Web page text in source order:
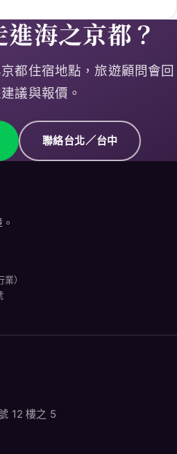
海之京都？
都住宿地點，旅遊顧問會回
議與報價。
聯絡台北／台中
）
12 樓之 5